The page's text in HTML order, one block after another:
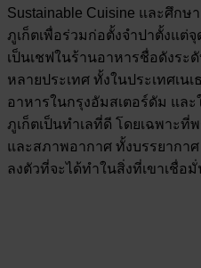
Sustainable Cuisine และศึกษ
ภูเก็ตเพื่อร่วมก่อตั้งจำปาตั้งแต่
เป็นเชฟในร้านอาหารชื่อดังร
หลายประเทศ ทั้งในประเทศเน
อาหารในกรุงอัมสเตอร์ดัม แล
ภูเก็ตเป็นทำเลที่ดี โดยเฉพาะที่
และสภาพอากาศ ทั้งบรรยากา
ลงตัวที่จะได้ทำในสิ่งที่เขาเชื่อ